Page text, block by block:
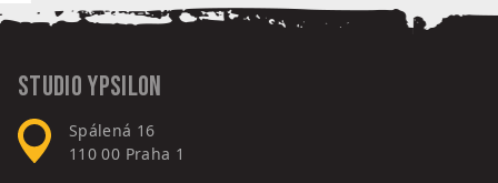
Studio Ypsilon
Spálená 16
110 00 Praha 1